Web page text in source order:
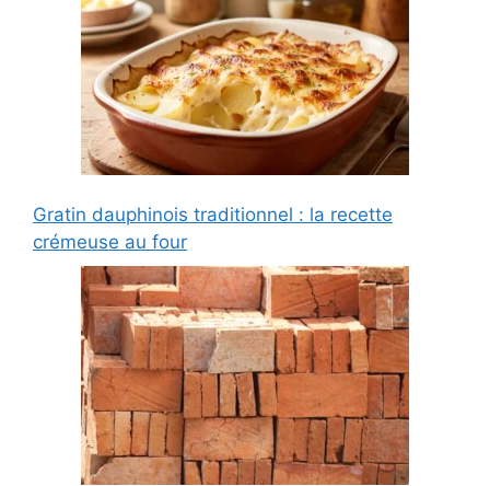
Gratin dauphinois traditionnel : la recette
crémeuse au four